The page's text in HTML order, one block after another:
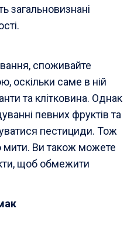
загальновизнані
споживайте
оскільки саме в ній
та клітковина. Однак
певних фруктів та
пестициди. Тож
мити. Ви також можете
щоб обмежити